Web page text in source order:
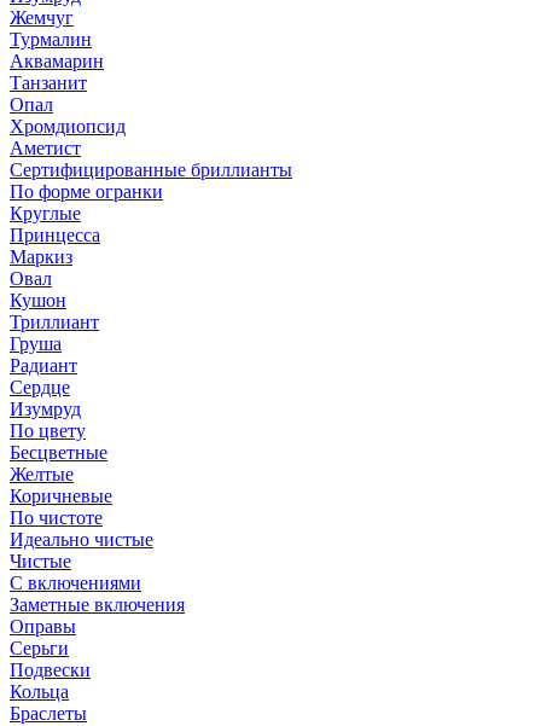
Жемчуг
Турмалин
Аквамарин
Танзанит
Опал
Хромдиопсид
Аметист
Сертифицированные бриллианты
По форме огранки
Круглые
Принцесса
Маркиз
Овал
Кушон
Триллиант
Груша
Радиант
Сердце
Изумруд
По цвету
Бесцветные
Желтые
Коричневые
По чистоте
Идеально чистые
Чистые
С включениями
Заметные включения
Оправы
Серьги
Подвески
Кольца
Браслеты